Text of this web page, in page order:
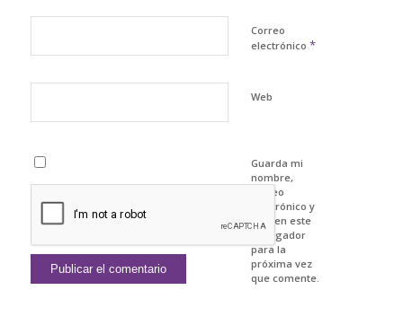
Correo
electrónico *
Web
Guarda mi
nombre,
correo
electrónico y
web en este
navegador
para la
próxima vez
que comente.